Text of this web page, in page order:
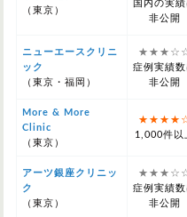
（東京）
国内の実績
非公開
ニューエースクリニ
ック
（東京・福岡）
症例実績数
非公開
More & More
Clinic
（東京）
1,000件以
アーツ銀座クリニッ
ク
（東京）
症例実績数
非公開